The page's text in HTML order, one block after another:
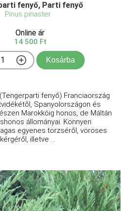
fenyő, Parti fenyő
Pinus pinaster
Online ár
14 500 Ft
Kosárba
fenyő) Franciaország
Spanyolországon és
Marokkóig honos, de Máltán
állományai. Könnyen
egyenes törzséről, vöröses
kérgéről, illetve ...